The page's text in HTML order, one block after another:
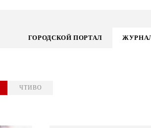
ГОРОДСКОЙ ПОРТАЛ
ЧТИВО